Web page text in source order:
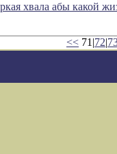
хвала абы какой
<< 71|72|